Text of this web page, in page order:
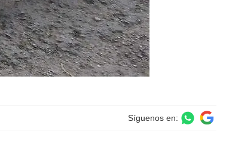
Síguenos en: